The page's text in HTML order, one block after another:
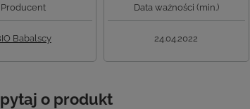
Producent
Babalscy
Data ważności (min.)
24.04.2022
o produkt